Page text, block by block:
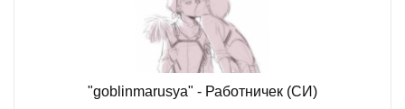
"goblinmarusya" - Работничек (CИ)